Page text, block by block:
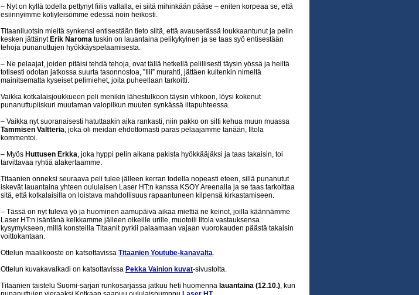
– Nyt on kyllä todella pettynyt fiilis vallalla, ei siitä mihinkään pääse – eniten korpeaa se, että
esiinnyimme kotiyleisömme edessä noin heikosti.
Titaaniluotsin mieltä synkensi entisestään tieto siitä, että avauserässä loukkaantunut ja pelin
kesken jättänyt Erik Naroma tuskin on lauantaina pelikykyinen ja se taas syö entisestään
tehoja punanuttujen hyökkäyspelaamisesta.
– Ne pelaajat, joiden pitäisi tehdä tehoja, ovat tällä hetkellä pelillisesti täysin yössä ja heiltä
totisesti odotan jatkossa suurta tasonnostoa, ”Illi” murahti, jättäen kuitenkin nimeltä
mainitsematta kyseiset pelimiehet, joita puheellaan tarkoitti.
Vaikka kotkalaisjoukkueen peli menikin lähestulkoon täysin vihkoon, löysi kokenut
punanuttupiiskuri muutaman valopilkun muuten synkässä iltapuhteessa.
– Vaikka nyt suoranaisesti hatuttaakin aika rankasti, niin pakko on silti kehua muun muassa
Tammisen Valtteria, joka oli meidän ehdottomasti paras pelaajamme tänään, Iltola
kommentoi.
– Myös Huttusen Erkka, joka hyppi pelin aikana pakista hyökkääjäksi ja taas takaisin, toi
tarvittavaa ryhtiä alakertaamme.
Titaanien onneksi seuraava peli tulee jälleen kerran todella nopeasti eteen, sillä punanutut
iskevät lauantaina yhteen oululaisen Laser HT:n kanssa KSOY Areenalla ja se taas tarkoittaa
sitä, että kotkalaisilla on loistava mahdollisuus rapaantuneen kilpensä kirkastamiseen.
– Tässä on nyt tuleva yö ja huominen aamupäivä aikaa miettiä ne keinot, joilla käännämme
Laser HT:n isäntänä kelkkamme jälleen oikeille urille, muotoili Iltola vastauksensa
kysymykseen, millä konsteilla Titaanit pyrkii palaamaan vajaan vuorokauden päästä takaisin
voittokantaan.
Ottelun maalikooste on katsottavissa Titaanien Youtube-kanavalta.
Ottelun kuvakavalkadi on katsottavissa Pekka Vainion kuvat-sivustolta.
Titaanien taistelu Suomi-sarjan runkosarjassa jatkuu heti huomenna lauantaina (12.10.), kun